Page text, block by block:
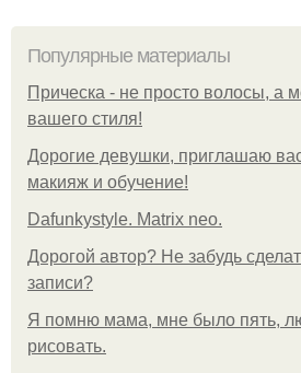
Популярные материалы
Прическа - не просто волосы, а
вашего стиля!
Дорогие девушки, приглашаю
макияж и обучение!
Dafunkystyle. Matrix neo.
Дорогой автор? Не забудь
записи?
Я помню мама, мне было пять,
рисовать.